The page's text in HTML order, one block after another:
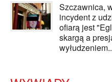
Szczawnica,
incydent z
ofiarą jest
skargą a